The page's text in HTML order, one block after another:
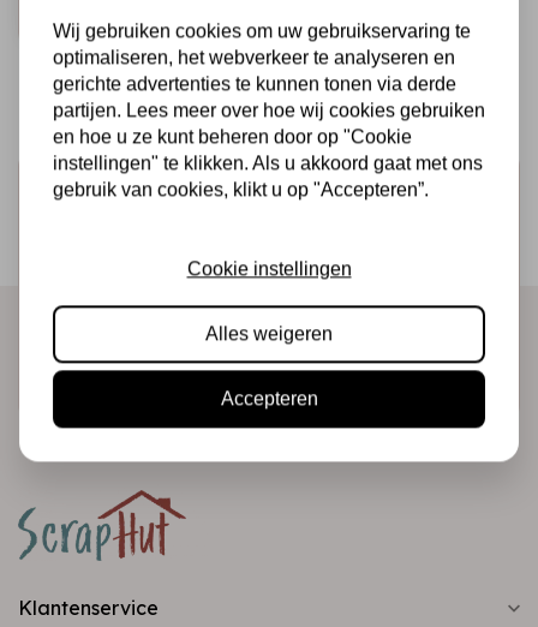
Schrijf je in voor de nieuwsbrief
direct in je mailbox!
Abonneer
Klantenservice
Wij gebruiken cookies om uw gebruikservaring te
optimaliseren, het webverkeer te analyseren en
gerichte advertenties te kunnen tonen via derde
partijen. Lees meer over hoe wij cookies gebruiken
en hoe u ze kunt beheren door op "Cookie
instellingen" te klikken. Als u akkoord gaat met ons
gebruik van cookies, klikt u op "Accepteren”.
Cookie instellingen
Alles weigeren
Accepteren